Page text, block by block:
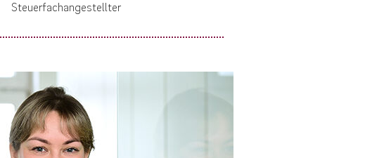
Steuerfachangestellter